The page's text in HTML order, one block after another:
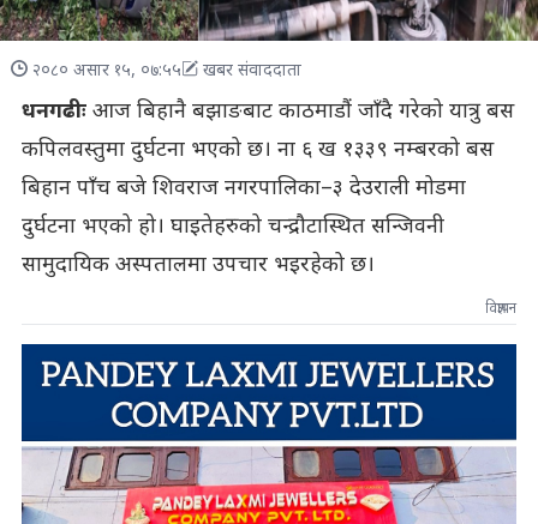
२०८० असार १५, ०७:५५ खबर संवाददाता
धनगढीःआज बिहानै बझाङबाट काठमाडौं जाँदै गरेको यात्रु बस
कपिलवस्तुमा दुर्घटना भएको छ। ना ६ ख १३३९ नम्बरको बस
बिहान पाँच बजे शिवराज नगरपालिका–३ देउराली मोडमा
दुर्घटना भएको हो। घाइतेहरुको चन्द्रौटास्थित सन्जिवनी
सामुदायिक अस्पतालमा उपचार भइरहेको छ।
विज्ञापन